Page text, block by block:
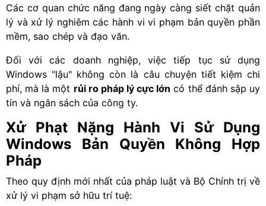
Các cơ quan chức năng đang ngày càng siết chặt quản
lý và xử lý nghiêm các hành vi vi phạm bản quyền phần
mềm, sao chép và đạo văn.
Đối với các doanh nghiệp, việc tiếp tục sử dụng
Windows "lậu" không còn là câu chuyện tiết kiệm chi
phí, mà là một rủi ro pháp lý cực lớn có thể đánh sập uy
tín và ngân sách của công ty.
Xử Phạt Nặng Hành Vi Sử Dụng
Windows Bản Quyền Không Hợp
Pháp
Theo quy định mới nhất của pháp luật và Bộ Chính trị về
xử lý vi phạm sở hữu trí tuệ: